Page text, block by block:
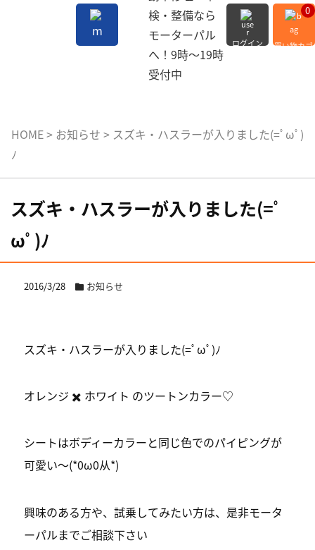
ログイン
0
買い物カゴ
HOME> お知らせ > スズキ・ハスラーが入りました(=ﾟωﾟ)
ﾉ
スズキ・ハスラーが入りました(=ﾟ
ωﾟ)ﾉ
2016/3/28 お知らせ
スズキ・ハスラーが入りました(=ﾟωﾟ)ﾉ
オレンジ ✖️ ホワイト のツートンカラー♡
シートはボディーカラーと同じ色でのパイピングが
可愛い〜(*0ω0从*)
興味のある方や、試乗してみたい方は、是非モータ
ーパルまでご相談下さい